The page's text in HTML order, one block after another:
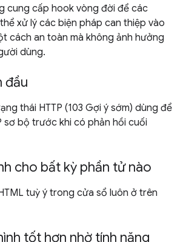
cung cấp hook vòng đời để các
xử lý các biện pháp can thiệp vào
cách an toàn mà không ảnh hưởng
dùng.
đầu
thái HTTP (103 Gợi ý sớm) dùng để
sơ bộ trước khi có phản hồi cuối
cho bất kỳ phần tử nào
tuỳ ý trong cửa sổ luôn ở trên
tốt hơn nhờ tính năng